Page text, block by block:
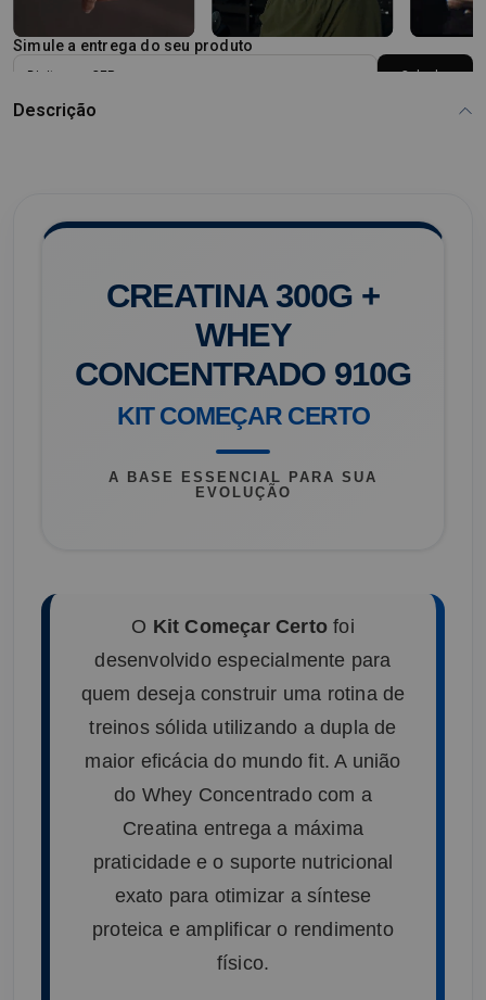
Simule a entrega do seu produto
Calcular
Descrição
CREATINA 300G +
WHEY
CONCENTRADO 910G
KIT COMEÇAR CERTO
A BASE ESSENCIAL PARA SUA
EVOLUÇÃO
O Kit Começar Certo foi
desenvolvido especialmente para
quem deseja construir uma rotina de
treinos sólida utilizando a dupla de
maior eficácia do mundo fit. A união
do Whey Concentrado com a
Creatina entrega a máxima
praticidade e o suporte nutricional
exato para otimizar a síntese
proteica e amplificar o rendimento
físico.